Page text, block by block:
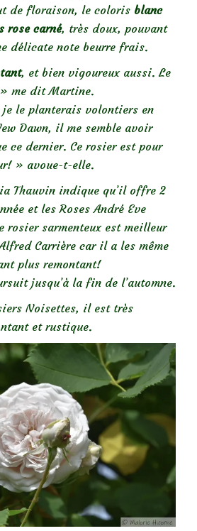
de floraison, le coloris blanc
rose carné, très doux, pouvant
délicate note beurre frais.
, et bien vigoureux aussi. Le
me dit Martine.
le planterais volontiers en
Dawn, il me semble avoir
ce dernier. Ce rosier est pour
» avoue-t-elle.
Thauvin indique qu’il offre 2
et les Roses André Eve
rosier sarmenteux est meilleur
Carrière car il a les même
plus remontant!
jusqu’à la fin de l’automne.
Noisettes, il est très
et rustique.